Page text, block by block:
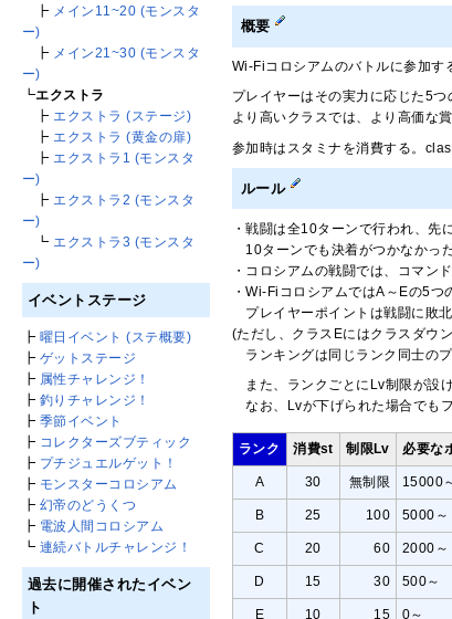
概要
Wi-Fiコロシアムのバトルに参加す
プレイヤーはその実力に応じた5つ
より高いクラスでは、より高価な
参加時はスタミナを消費する。
ルール
・戦闘は全10ターンで行われ、先
10ターンでも決着がつかなかっ
・コロシアムの戦闘では、コマン
・Wi-FiコロシアムではA～Eの5
プレイヤーポイントは戦闘に敗
(ただし、クラスEにはクラスダウ
ランキングは同じランク同士のプ
また、ランクごとにLv制限が設
なお、Lvが下げられた場合でも
ランク 消費st 制限Lv 必要な
A 30 無制限 15000
B 25 100 5000～
C 20 60 2000～
D 15 30 500～
E 10 15 0～
┣ メイン11~20 (モンスタ
ー)
┣ メイン21~30 (モンスタ
ー)
┗エクストラ
┣ エクストラ (ステージ)
┣ エクストラ (黄金の扉)
┣ エクストラ1 (モンスタ
ー)
┣ エクストラ2 (モンスタ
ー)
┗ エクストラ3 (モンスタ
ー)
イベントステージ
┣ 曜日イベント (ステ概要)
┣ ゲットステージ
┣ 属性チャレンジ！
┣ 釣りチャレンジ！
┣ 季節イベント
┣ コレクターズブティック
┣ プチジュエルゲット！
┣ モンスターコロシアム
┣ 幻帝のどうくつ
┣ 電波人間コロシアム
┗ 連続バトルチャレンジ！
過去に開催されたイベン
ト